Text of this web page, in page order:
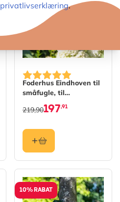
privatlivserklæring.
Foderhus Eindhoven til
småfugle, til
ophængning
197,91
219,90
10% RABAT